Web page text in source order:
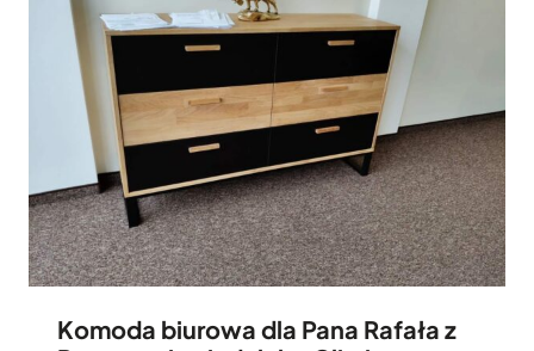
Komoda biurowa dla Pana Rafała z